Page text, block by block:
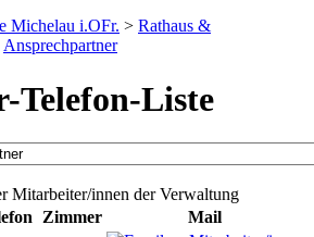
Michelau i.OFr. > Rathaus &
Ansprechpartner
Telefon-Liste
Mitarbeiter/innen der Verwaltung
Zimmer Mail